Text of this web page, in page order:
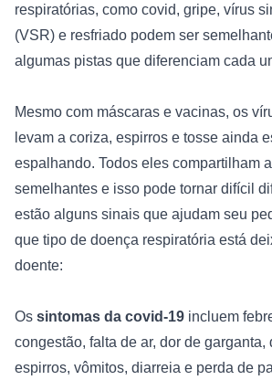
respiratórias, como covid, gripe, vírus
(VSR) e resfriado podem ser
algumas pistas que diferenciam cada
Mesmo com máscaras e vacinas, os
levam a coriza, espirros e tosse ainda
espalhando. Todos eles compartilham
semelhantes e isso pode tornar difícil
estão alguns sinais que ajudam seu
que tipo de doença respiratória está
doente:
Os sintomas da covid-19 incluem
congestão, falta de ar, dor de garganta,
espirros, vômitos, diarreia e perda de